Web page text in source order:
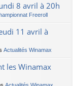
8 avril à 20h
Freeroll
11 avril à
Actualités Winamax
les Winamax